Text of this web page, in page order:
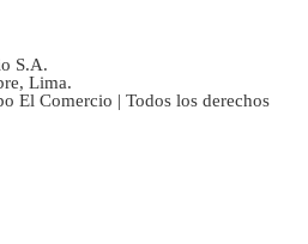
S.A.
Lima.
El Comercio | Todos los derechos